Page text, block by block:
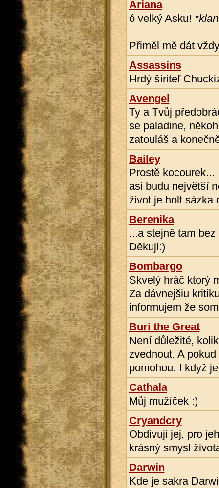
Ariana
ó velký Asku!
Přiměl mě dát
Assassins
Hrdý šíriteľ
Avengel
Ty a Tvůj
se paladine,
zatouláš a
Bailey
Prostě kocourek...
asi budu největší
život je holt sázka
Berenika
...a stejně tam
Děkuji:)
Bombargo
Skvelý hráč ktorý
Za dávnejšiu
informujem že
Buri the Great
Není důležité,
zvednout. A
pomohou. I když
Cathala
Můj mužíček :)
Cryandcry
Obdivuji jej, pro
krásný smysl
Darwin
Kde je sakra